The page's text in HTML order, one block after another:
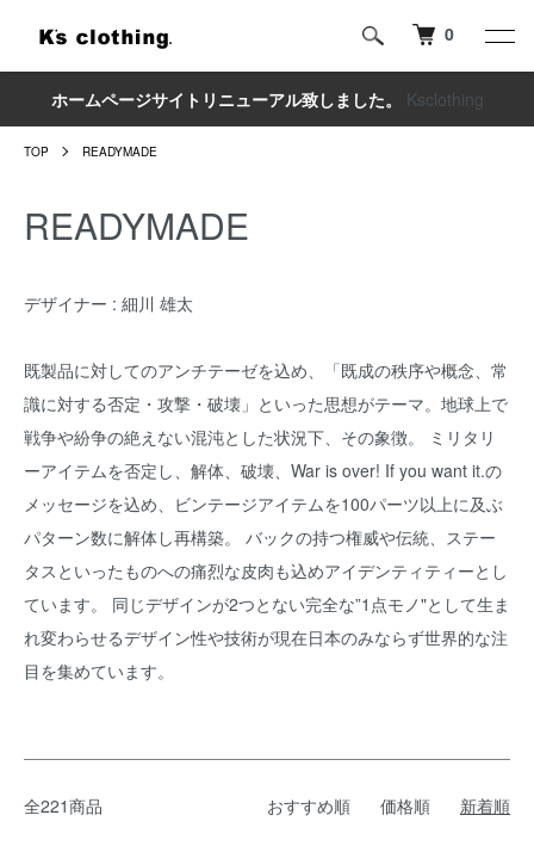
0
ホームページサイトリニューアル致しました。 Ksclothing
TOP READYMADE
READYMADE
デザイナー : 細川 雄太
既製品に対してのアンチテーゼを込め、「既成の秩序や概念、常
識に対する否定・攻撃・破壊」といった思想がテーマ。地球上で
戦争や紛争の絶えない混沌とした状況下、その象徴。 ミリタリ
ーアイテムを否定し、解体、破壊、War is over! If you want it.の
メッセージを込め、ビンテージアイテムを100パーツ以上に及ぶ
パターン数に解体し再構築。 バックの持つ権威や伝統、ステー
タスといったものへの痛烈な皮肉も込めアイデンティティーとし
ています。 同じデザインが2つとない完全な”1点モノ"として生ま
れ変わらせるデザイン性や技術が現在日本のみならず世界的な注
目を集めています。
全221商品 おすすめ順 価格順 新着順